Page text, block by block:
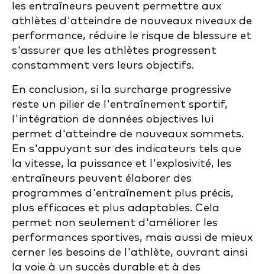
les entraîneurs peuvent permettre aux
athlètes d'atteindre de nouveaux niveaux de
performance, réduire le risque de blessure et
s'assurer que les athlètes progressent
constamment vers leurs objectifs.
En conclusion, si la surcharge progressive
reste un pilier de l'entraînement sportif,
l'intégration de données objectives lui
permet d'atteindre de nouveaux sommets.
En s'appuyant sur des indicateurs tels que
la vitesse, la puissance et l'explosivité, les
entraîneurs peuvent élaborer des
programmes d'entraînement plus précis,
plus efficaces et plus adaptables. Cela
permet non seulement d'améliorer les
performances sportives, mais aussi de mieux
cerner les besoins de l'athlète, ouvrant ainsi
la voie à un succès durable et à des